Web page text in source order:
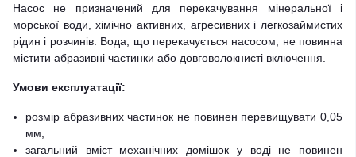
Насос не призначений для перекачування мінеральної і
морської води, хімічно активних, агресивних і легкозаймистих
рідин і розчинів. Вода, що перекачується насосом, не повинна
містити абразивні частинки або довговолокнисті включення.
Умови експлуатації:
розмір абразивних частинок не повинен перевищувати 0,05
мм;
загальний вміст механічних домішок у воді не повинен